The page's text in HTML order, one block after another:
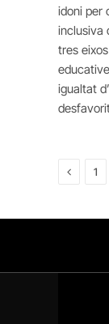
idoni per
inclusiva
tres
igualtat
Previous
1